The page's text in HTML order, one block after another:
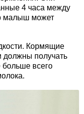
4 часа между
малыш может
Кормящие
получать
больше всего